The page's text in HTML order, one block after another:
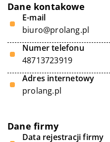
Dane kontakowe
E-mail
biuro@prolang.pl
Numer telefonu
48713723919
Adres internetowy
prolang.pl
Dane firmy
Data rejestracji firmy